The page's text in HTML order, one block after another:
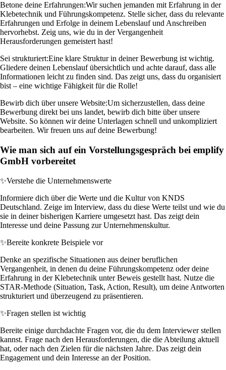
Betone deine Erfahrungen:Wir suchen jemanden mit Erfahrung in der
Klebetechnik und Führungskompetenz. Stelle sicher, dass du relevante
Erfahrungen und Erfolge in deinem Lebenslauf und Anschreiben
hervorhebst. Zeig uns, wie du in der Vergangenheit
Herausforderungen gemeistert hast!
Sei strukturiert:Eine klare Struktur in deiner Bewerbung ist wichtig.
Gliedere deinen Lebenslauf übersichtlich und achte darauf, dass alle
Informationen leicht zu finden sind. Das zeigt uns, dass du organisiert
bist – eine wichtige Fähigkeit für die Rolle!
Bewirb dich über unsere Website:Um sicherzustellen, dass deine
Bewerbung direkt bei uns landet, bewirb dich bitte über unsere
Website. So können wir deine Unterlagen schnell und unkompliziert
bearbeiten. Wir freuen uns auf deine Bewerbung!
Wie man sich auf ein Vorstellungsgespräch bei emplify
GmbH vorbereitet
✨Verstehe die Unternehmenswerte
Informiere dich über die Werte und die Kultur von KNDS
Deutschland. Zeige im Interview, dass du diese Werte teilst und wie du
sie in deiner bisherigen Karriere umgesetzt hast. Das zeigt dein
Interesse und deine Passung zur Unternehmenskultur.
✨Bereite konkrete Beispiele vor
Denke an spezifische Situationen aus deiner beruflichen
Vergangenheit, in denen du deine Führungskompetenz oder deine
Erfahrung in der Klebetechnik unter Beweis gestellt hast. Nutze die
STAR-Methode (Situation, Task, Action, Result), um deine Antworten
strukturiert und überzeugend zu präsentieren.
✨Fragen stellen ist wichtig
Bereite einige durchdachte Fragen vor, die du dem Interviewer stellen
kannst. Frage nach den Herausforderungen, die die Abteilung aktuell
hat, oder nach den Zielen für die nächsten Jahre. Das zeigt dein
Engagement und dein Interesse an der Position.